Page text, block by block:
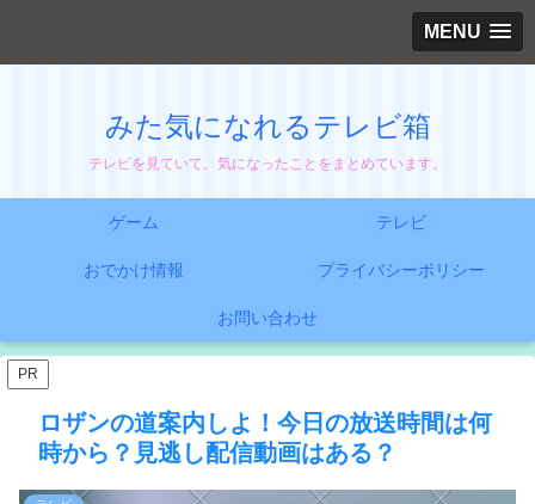
MENU
みた気になれるテレビ箱
テレビを見ていて、気になったことをまとめています。
ゲーム テレビ
おでかけ情報 プライバシーポリシー
お問い合わせ
PR
ロザンの道案内しよ！今日の放送時間は何
時から？見逃し配信動画はある？